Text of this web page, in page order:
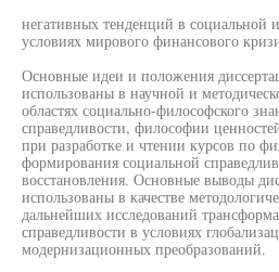
негативных тенденций в социальной
условиях мирового финансового
Основные идеи и положения
использованы в научной и
областях социально-философского
справедливости, философии
при разработке и чтении курсов по
формирования социальной
восстановления. Основные выводы
использованы в качестве
дальнейших исследований
справедливости в условиях
модернизационных преобразований.